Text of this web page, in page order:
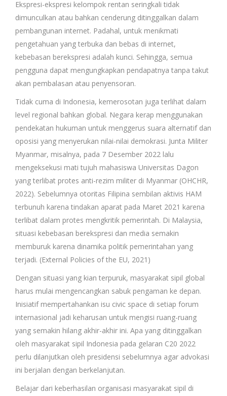
Ekspresi-ekspresi kelompok rentan seringkali tidak
dimunculkan atau bahkan cenderung ditinggalkan dalam
pembangunan internet. Padahal, untuk menikmati
pengetahuan yang terbuka dan bebas di internet,
kebebasan berekspresi adalah kunci. Sehingga, semua
pengguna dapat mengungkapkan pendapatnya tanpa takut
akan pembalasan atau penyensoran.
Tidak cuma di Indonesia, kemerosotan juga terlihat dalam
level regional bahkan global. Negara kerap menggunakan
pendekatan hukuman untuk menggerus suara alternatif dan
oposisi yang menyerukan nilai-nilai demokrasi. Junta Militer
Myanmar, misalnya, pada 7 Desember 2022 lalu
mengeksekusi mati tujuh mahasiswa Universitas Dagon
yang terlibat protes anti-rezim militer di Myanmar (OHCHR,
2022). Sebelumnya otoritas Filipina sembilan aktivis HAM
terbunuh karena tindakan aparat pada Maret 2021 karena
terlibat dalam protes mengkritik pemerintah. Di Malaysia,
situasi kebebasan berekspresi dan media semakin
memburuk karena dinamika politik pemerintahan yang
terjadi. (External Policies of the EU, 2021)
Dengan situasi yang kian terpuruk, masyarakat sipil global
harus mulai mengencangkan sabuk pengaman ke depan.
Inisiatif mempertahankan isu civic space di setiap forum
internasional jadi keharusan untuk mengisi ruang-ruang
yang semakin hilang akhir-akhir ini. Apa yang ditinggalkan
oleh masyarakat sipil Indonesia pada gelaran C20 2022
perlu dilanjutkan oleh presidensi sebelumnya agar advokasi
ini berjalan dengan berkelanjutan.
Belajar dari keberhasilan organisasi masyarakat sipil di